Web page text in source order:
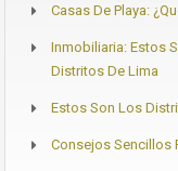
Casas De Playa:
Inmobiliaria: Estos
Distritos De Lima
Estos Son Los
Consejos Sencillos